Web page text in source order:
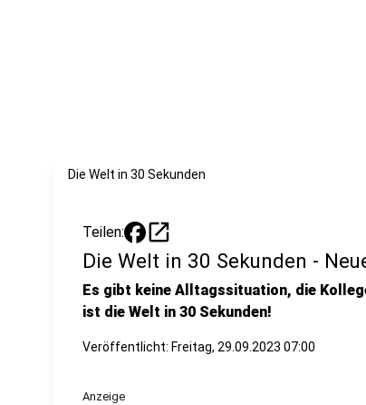
Die Welt in 30 Sekunden
Teilen: open_in_new
Die Welt in 30 Sekunden -
Es gibt keine Alltagssituation, die
ist die Welt in 30 Sekunden!
Veröffentlicht: Freitag, 29.09.2023 07:00
Anzeige